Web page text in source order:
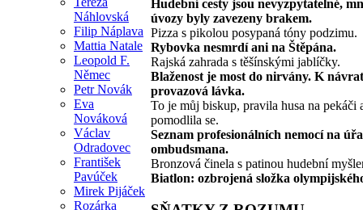
Náhlovská
Filip Náplava
Mattia Natale
Leopold F.
Němec
Petr Novák
Eva
Nováková
Václav
Odradovec
František
Pavúček
Mirek Pijáček
Rozárka
Hudební cesty jsou nevyzpytatelné,
úvozy byly zavezeny brakem.
Pizza s pikolou posypaná tóny podzimu.
Rybovka nesmrdí ani na Štěpána.
Rajská zahrada s těšínskými jablíčky.
Blaženost je most do nirvány. K
provazová lávka.
To je můj biskup, pravila husa na pekáči
pomodlila se.
Seznam profesionálních nemocí na
ombudsmana.
Bronzová činela s patinou hudební
Biatlon: ozbrojená složka